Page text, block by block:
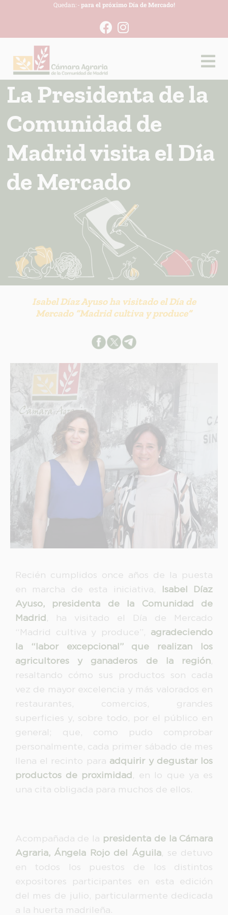
Quedan: -para el próximo Día de Mercado!
La Presidenta de la
Comunidad de
Madrid visita el Día
de Mercado
Isabel Díaz Ayuso ha visitado el Día de
Mercado “Madrid cultiva y produce”
Recién cumplidos once años de la puesta
en marcha de esta iniciativa,
Isabel Díaz
Ayuso, presidenta de la Comunidad de
Madrid
, ha visitado el Día de Mercado
“Madrid cultiva y produce”, agradeciendo
la “labor excepcional” que realizan los
agricultores y ganaderos de la región
resaltando cómo sus productos son cada
vez de mayor excelencia y más valorados en
restaurantes, comercios, grandes
superficies y, sobre todo, por el público en
general; que, como pudo comprobar
personalmente, cada primer sábado de mes
llena el recinto para adquirir y degustar los
productos de proximidad
, en lo que ya es
una cita obligada para muchos de ellos.
Acompañada de la presidenta de la Cámara
Agraria, Ángela Rojo del Águila , se detuvo
en todos los puestos de los distintos
expositores participantes en esta edición
del mes de julio, particularmente dedicada
a la huerta madrileña.
INFORMACION SOBRE LA PROTECCIÓN DE TUS DATOS
Responsable:
Finalidad:
Legitimación:
Destinatarios:
Derechos:
link
Información adicional